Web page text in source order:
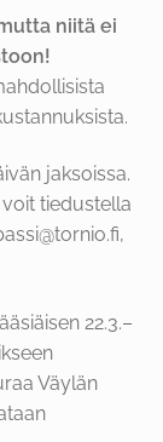
niitä ei
jaksoissa.
tiedustella
22.3.–
Väylän